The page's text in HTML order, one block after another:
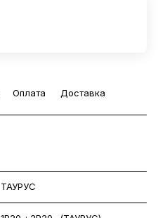
Оплата Доставка
ТАУРУС